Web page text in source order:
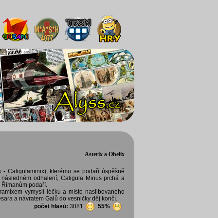
Asterix a Obelix
Caligulaminix), kterému se podaří úspěšně
odhalení, Caligula Minus prchá a
podaří.
vymyslí léčku a místo naslibovaného
a návratem Galů do vesničky děj končí.
počet hlasů: 3081 55%